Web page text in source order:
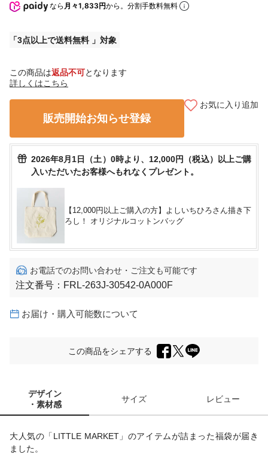
なら 月々1,833円から。分割手数料無料
3点以上で送料無料
この商品は返品不可となります
詳しくはこちら
販売開始お知らせ登録
お気に入り追加
2026年8月1日（土）0時より、12,000円（税込）以上ご購
入いただいたお客様へもれなくプレゼント。
【12,000円以上ご購入の方】よしいちひろさん描き下
ろし！ オリジナルコットンバッグ
お電話でのお問い合わせ・ご注文も可能です
注文番号： FRL-263J-30542-0A000F
お届け・購入可能数について
この商品をシェアする
デザイン
・素材感
サイズ レビュー
大人気の「LITTLE MARKET」のアイテムが詰まった福袋が届き
ました。